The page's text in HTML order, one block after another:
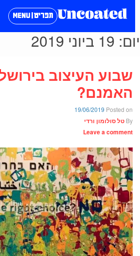
תפריט | MENU
19 ביוני 2019
האמנם?
Posted on
19/06/2019
Byטל סולומון ורדי
Leave a comment